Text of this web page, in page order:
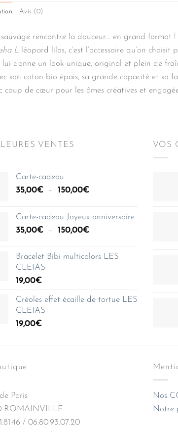
Avis (0)
rencontre la douceur… en grand format !
L léopard lilas, c’est l’accessoire qu’on
lui donne un look unique, original et plein de
son coton bio épais, sa grande capacité et sa
coup de cœur pour les âmes créatives et
VENTES
Carte-cadeau
35,00€ – 150,00€Plage
à
Carte-cadeau Joyeux anniversaire
35,00€ – 150,00€Plage
prix :
Bracelet Bibi multicolors LES
CLEIAS
19,00€
Créoles effet écaille de tortue LES
CLEIAS
19,00€
VOS
Paris
ROMAINVILLE
/ 06.80.93.07.20
Nos
Notre